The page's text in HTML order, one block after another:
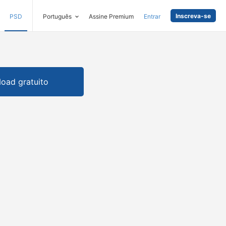
PSD Português Assine Premium Entrar Inscreva-se
gratuito